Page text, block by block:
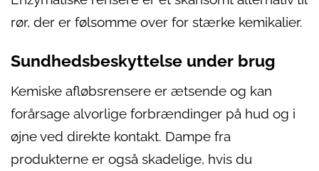
rør, der er følsomme over for stærke kemikalier.
Sundhedsbeskyttelse under brug
Kemiske afløbsrensere er ætsende og kan
forårsage alvorlige forbrændinger på hud og i
øjne ved direkte kontakt. Dampe fra
produkterne er også skadelige, hvis du